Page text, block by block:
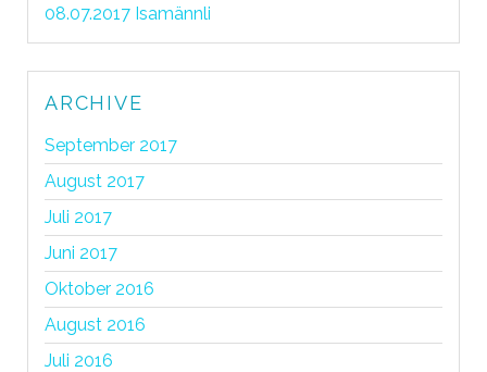
08.07.2017 Isamännli
ARCHIVE
September 2017
August 2017
Juli 2017
Juni 2017
Oktober 2016
August 2016
Juli 2016